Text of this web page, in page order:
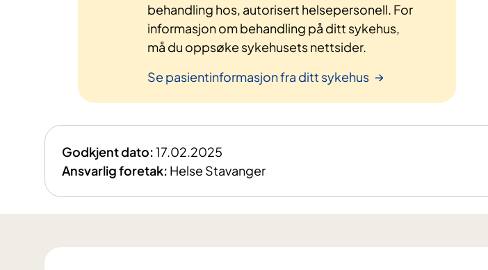
behandling hos, autorisert helsepersonell. For
informasjon om behandling på ditt sykehus,
må du oppsøke sykehusets nettsider.
Se pasientinformasjon fra ditt sykehus
Godkjent dato:17.02.2025
Ansvarlig foretak: Helse Stavanger